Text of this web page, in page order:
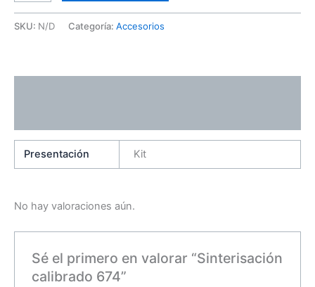
SKU: N/D Categoría: Accesorios
Presentación Kit
No hay valoraciones aún.
Sé el primero en valorar “Sinterisación
calibrado 674”